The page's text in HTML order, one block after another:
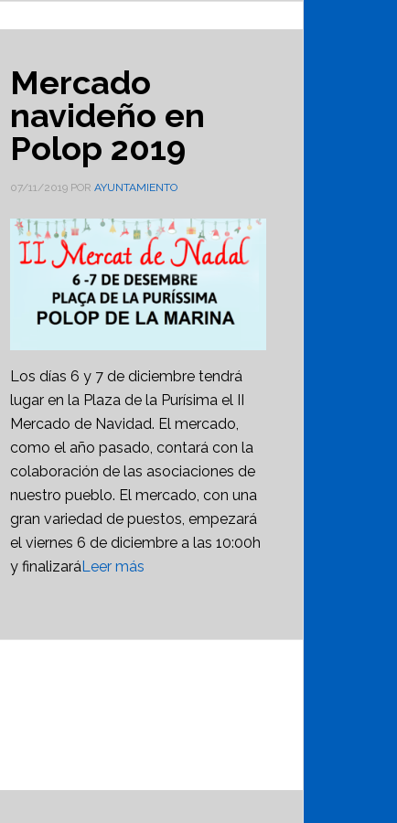
Mercado
navideño en
Polop 2019
07/11/2019 PORAYUNTAMIENTO
Los días 6 y 7 de diciembre tendrá
lugar en la Plaza de la Purísima el II
Mercado de Navidad. El mercado,
como el año pasado, contará con la
colaboración de las asociaciones de
nuestro pueblo. El mercado, con una
gran variedad de puestos, empezará
el viernes 6 de diciembre a las 10:00h
y finalizaráLeer más